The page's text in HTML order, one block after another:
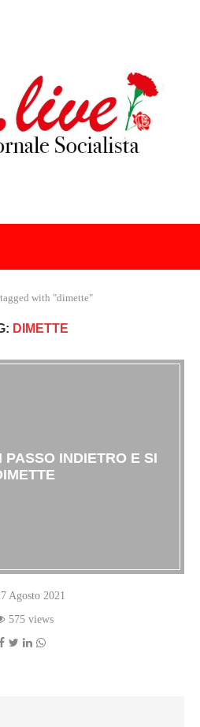
tagged with "dimette"
DIMETTE
PASSO INDIETRO E SI
Agosto 2021
575 views